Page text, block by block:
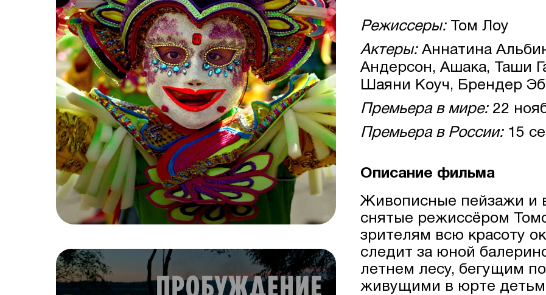
Режиссеры:Том Лоу
Актеры:Аннатина
Андерсон, Ашака, Таши
Шаяни Коуч, Брендер
Премьера в мире:22
Премьера в России:15
Описание фильма
Живописные пейзажи и
снятые режиссёром
зрителям всю красоту
следит за юной
летнем лесу, бегущим
живущими в юрте